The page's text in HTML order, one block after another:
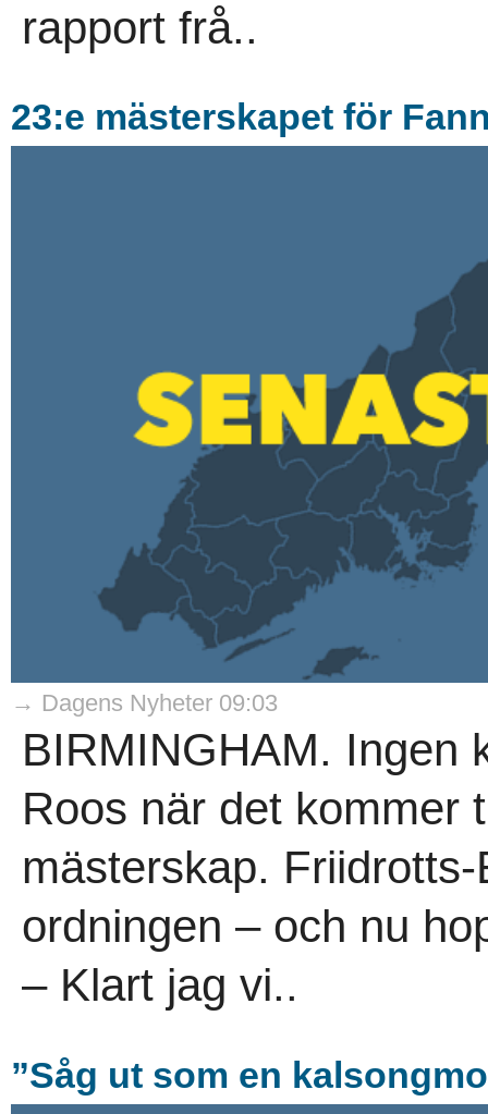
rapport frå..
23:e mästerskapet för
→ Dagens Nyheter 09:03
BIRMINGHAM. Ingen
Roos när det kommer
mästerskap.
ordningen – och nu
– Klart jag vi..
”Såg ut som en